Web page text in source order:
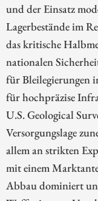
und der Einsatz
Lagerbestände im
das kritische
nationalen
für Bleilegierungen
für hochpräzise
U.S. Geological
Versorgungslage
allem an strikten
mit einem
Abbau dominiert